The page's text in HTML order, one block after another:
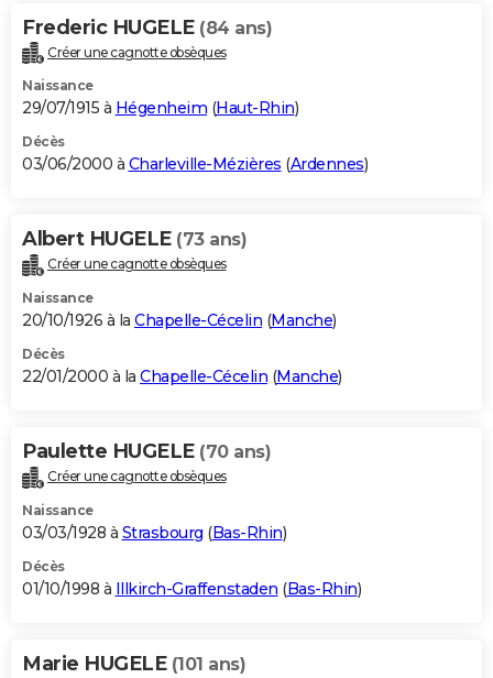
Frederic HUGELE (84 ans)
Créer une cagnotte obsèques
Naissance
29/07/1915 à Hégenheim (Haut-Rhin)
Décès
03/06/2000 à Charleville-Mézières (Ardennes)
Albert HUGELE (73 ans)
Créer une cagnotte obsèques
Naissance
20/10/1926 à la Chapelle-Cécelin (Manche)
Décès
22/01/2000 à la Chapelle-Cécelin (Manche)
Paulette HUGELE (70 ans)
Créer une cagnotte obsèques
Naissance
03/03/1928 à Strasbourg (Bas-Rhin)
Décès
01/10/1998 à Illkirch-Graffenstaden (Bas-Rhin)
Marie HUGELE (101 ans)